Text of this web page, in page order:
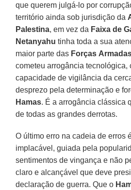
que querem julgá-lo por
território ainda sob jurisdição da
Palestina, em vez da Faixa de
Netanyahu tinha toda a sua
maior parte das Forças
cometeu arrogância tecnológica,
capacidade de vigilância da
desprezo pela determinação e
Hamas. É a arrogância clássica
de todas as grandes derrotas.
O último erro na cadeia de erros
implacável, guiada pela
sentimentos de vingança e não
claro e alcançável que deve
declaração de guerra. Que o